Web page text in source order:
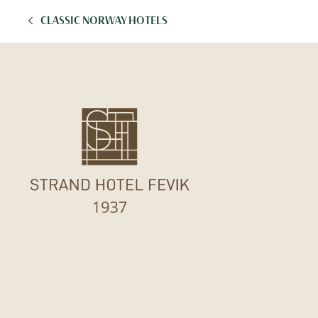
CLASSIC NORWAY HOTELS